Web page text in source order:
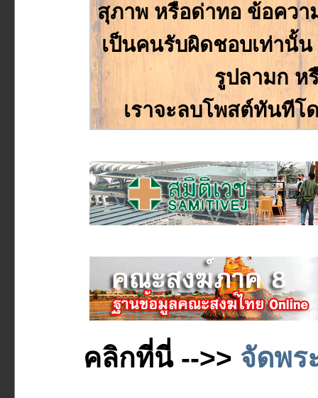
สุภาพ หรือด่าทอ ข้อควา
เป็นคนรับผิดชอบเท่านั้น
รูปลามก ห
เราจะลบโพสต์ทันทีโ
คลิกที่นี่ -->> จัดพร